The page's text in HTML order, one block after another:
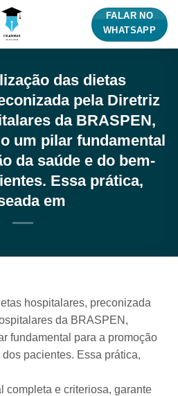
FALAR NO
WHATSAPP
das dietas
pela Diretriz
da BRASPEN,
um pilar fundamental
da saúde e do bem-
Essa prática,
em
hospitalares, preconizada
da BRASPEN,
fundamental para a promoção
pacientes. Essa prática,
completa e criteriosa, garante